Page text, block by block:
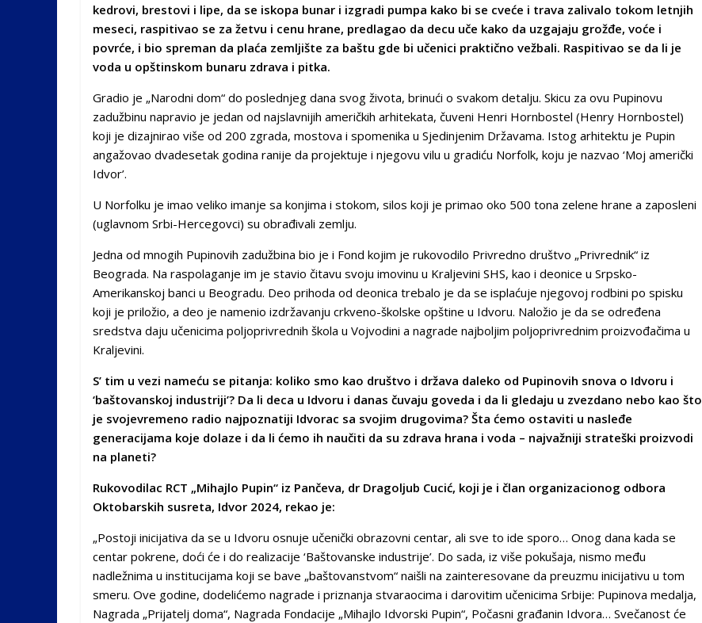
kedrovi, brestovi i lipe, da se iskopa bunar i izgradi pumpa kako bi se cveće i trava zalivalo tokom letnjih
meseci, raspitivao se za žetvu i cenu hrane, predlagao da decu uče kako da uzgajaju grožđe, voće i
povrće, i bio spreman da plaća zemljište za baštu gde bi učenici praktično vežbali. Raspitivao se da li je
voda u opštinskom bunaru zdrava i pitka.
Gradio je „Narodni dom“ do poslednjeg dana svog života, brinući o svakom detalju. Skicu za ovu Pupinovu
zadužbinu napravio je jedan od najslavnijih američkih arhitekata, čuveni Henri Hornbostel (Henry Hornbostel)
koji je dizajnirao više od 200 zgrada, mostova i spomenika u Sjedinjenim Državama. Istog arhitektu je Pupin
angažovao dvadesetak godina ranije da projektuje i njegovu vilu u gradiću Norfolk, koju je nazvao ‘Moj američki
Idvor’.
U Norfolku je imao veliko imanje sa konjima i stokom, silos koji je primao oko 500 tona zelene hrane a zaposleni
(uglavnom Srbi-Hercegovci) su obrađivali zemlju.
Jedna od mnogih Pupinovih zadužbina bio je i Fond kojim je rukovodilo Privredno društvo „Privrednik“ iz
Beograda. Na raspolaganje im je stavio čitavu svoju imovinu u Kraljevini SHS, kao i deonice u Srpsko-
Amerikanskoj banci u Beogradu. Deo prihoda od deonica trebalo je da se isplaćuje njegovoj rodbini po spisku
koji je priložio, a deo je namenio izdržavanju crkveno-školske opštine u Idvoru. Naložio je da se određena
sredstva daju učenicima poljoprivrednih škola u Vojvodini a nagrade najboljim poljoprivrednim proizvođačima u
Kraljevini.
S’ tim u vezi nameću se pitanja: koliko smo kao društvo i država daleko od Pupinovih snova o Idvoru i
‘baštovanskoj industriji’? Da li deca u Idvoru i danas čuvaju goveda i da li gledaju u zvezdano nebo kao što
je svojevremeno radio najpoznatiji Idvorac sa svojim drugovima? Šta ćemo ostaviti u nasleđe
generacijama koje dolaze i da li ćemo ih naučiti da su zdrava hrana i voda – najvažniji strateški proizvodi
na planeti?
Rukovodilac RCT „Mihajlo Pupin“ iz Pančeva, dr Dragoljub Cucić, koji je i član organizacionog odbora
Oktobarskih susreta, Idvor 2024, rekao je:
„Postoji inicijativa da se u Idvoru osnuje učenički obrazovni centar, ali sve to ide sporo… Onog dana kada se
centar pokrene, doći će i do realizacije ‘Baštovanske industrije’. Do sada, iz više pokušaja, nismo među
nadležnima u institucijama koji se bave „baštovanstvom“ naišli na zainteresovane da preuzmu inicijativu u tom
smeru. Ove godine, dodelićemo nagrade i priznanja stvaraocima i darovitim učenicima Srbije: Pupinova medalja,
Nagrada „Prijatelj doma“, Nagrada Fondacije „Mihajlo Idvorski Pupin“, Počasni građanin Idvora… Svečanost će